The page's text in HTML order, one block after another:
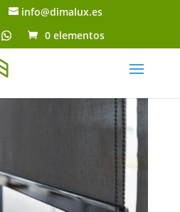
info@dimalux.es
0 elementos